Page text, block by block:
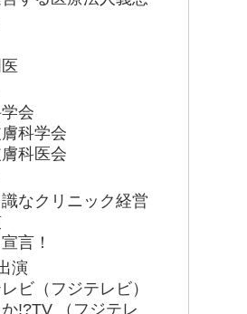
会
科学会
科医会
なクリニック経営
言！
演
ビ（フジテレビ）
!?TV （フジテレ